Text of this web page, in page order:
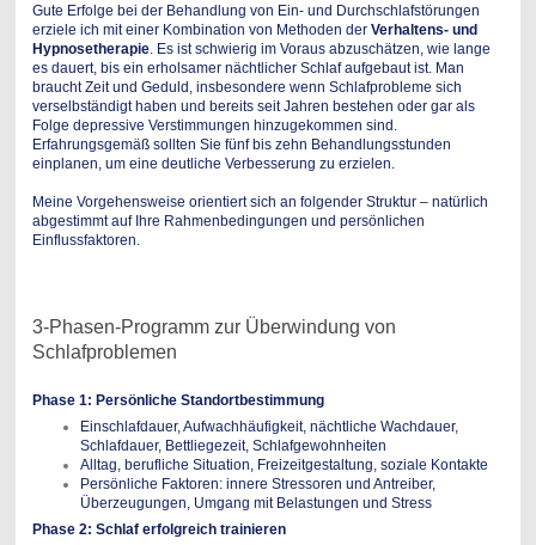
Gute Erfolge bei der Behandlung von Ein- und Durchschlafstörungen
erziele ich mit einer Kombination von Methoden der Verhaltens- und
Hypnosetherapie. Es ist schwierig im Voraus abzuschätzen, wie lange
es dauert, bis ein erholsamer nächtlicher Schlaf aufgebaut ist. Man
braucht Zeit und Geduld, insbesondere wenn Schlafprobleme sich
verselbständigt haben und bereits seit Jahren bestehen oder gar als
Folge depressive Verstimmungen hinzugekommen sind.
Erfahrungsgemäß sollten Sie fünf bis zehn Behandlungsstunden
einplanen, um eine deutliche Verbesserung zu erzielen.
Meine Vorgehensweise orientiert sich an folgender Struktur – natürlich
abgestimmt auf Ihre Rahmenbedingungen und persönlichen
Einflussfaktoren.
3-Phasen-Programm zur Überwindung von
Schlafproblemen
Phase 1: Persönliche Standortbestimmung
Einschlafdauer, Aufwachhäufigkeit, nächtliche Wachdauer,
Schlafdauer, Bettliegezeit, Schlafgewohnheiten
Alltag, berufliche Situation, Freizeitgestaltung, soziale Kontakte
Persönliche Faktoren: innere Stressoren und Antreiber,
Überzeugungen, Umgang mit Belastungen und Stress
Phase 2: Schlaf erfolgreich trainieren